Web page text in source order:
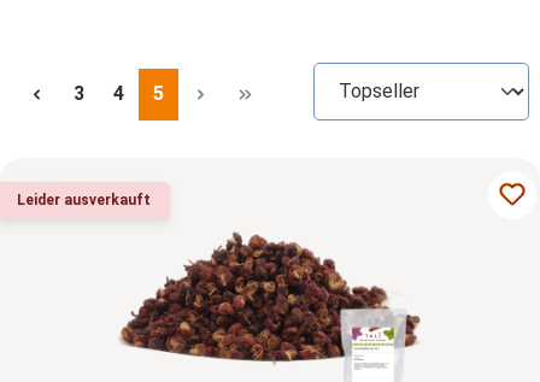
Seite
3 Seite
4 Seite
5
Leider ausverkauft